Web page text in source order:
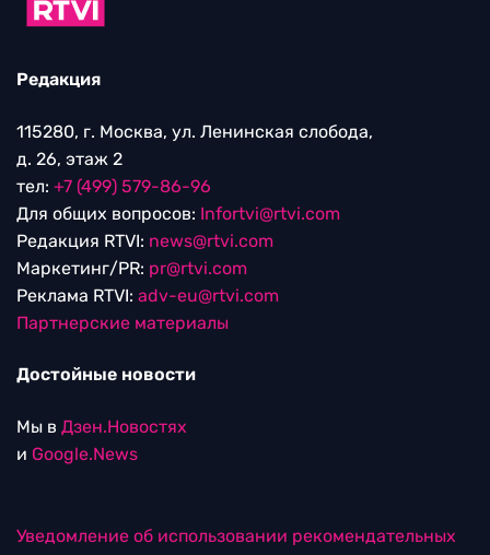
Редакция
115280, г. Москва, ул. Ленинская слобода,
д. 26, этаж 2
тел: +7 (499) 579-86-96
Для общих вопросов: Infortvi@rtvi.com
Редакция RTVI: news@rtvi.com
Маркетинг/PR: pr@rtvi.com
Реклама RTVI: adv-eu@rtvi.com
Партнерские материалы
Достойные новости
Мы в Дзен.Новостях
и Google.News
Уведомление об использовании рекомендательных